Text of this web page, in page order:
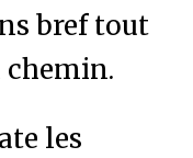
bref tout
chemin.
les